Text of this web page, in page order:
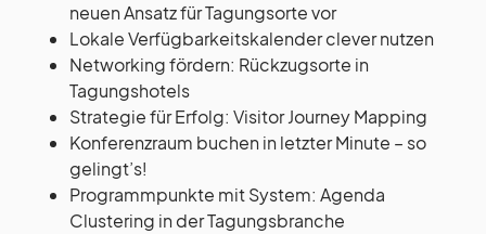
neuen Ansatz für Tagungsorte vor
Lokale Verfügbarkeitskalender clever nutzen
Networking fördern: Rückzugsorte in
Tagungshotels
Strategie für Erfolg: Visitor Journey Mapping
Konferenzraum buchen in letzter Minute – so
gelingt’s!
Programmpunkte mit System: Agenda
Clustering in der Tagungsbranche